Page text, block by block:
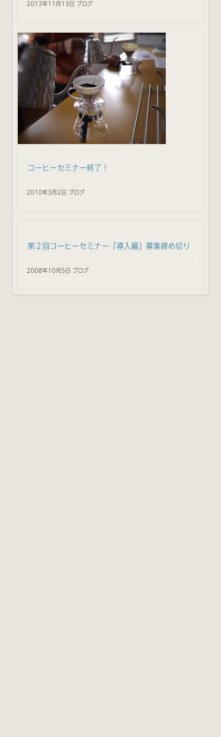
2013年11月13日 ブログ
コーヒーセミナー終了！
2010年3月2日 ブログ
第２回コーヒーセミナー「導入編」募集締め切り
2008年10月5日 ブログ